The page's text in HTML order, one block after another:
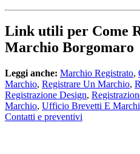
Link utili per Come
Marchio Borgomaro
Leggi anche: Marchio Registrato,
Marchio, Registrare Un Marchio,
Registrazione Design,
Marchio, Ufficio Brevetti E Marchi
Contatti e preventivi